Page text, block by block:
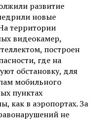
развитие
новые
территории
видеокамер,
построен
где на
обстановку, для
мобильного
пунктах
как в аэропортах. За
не